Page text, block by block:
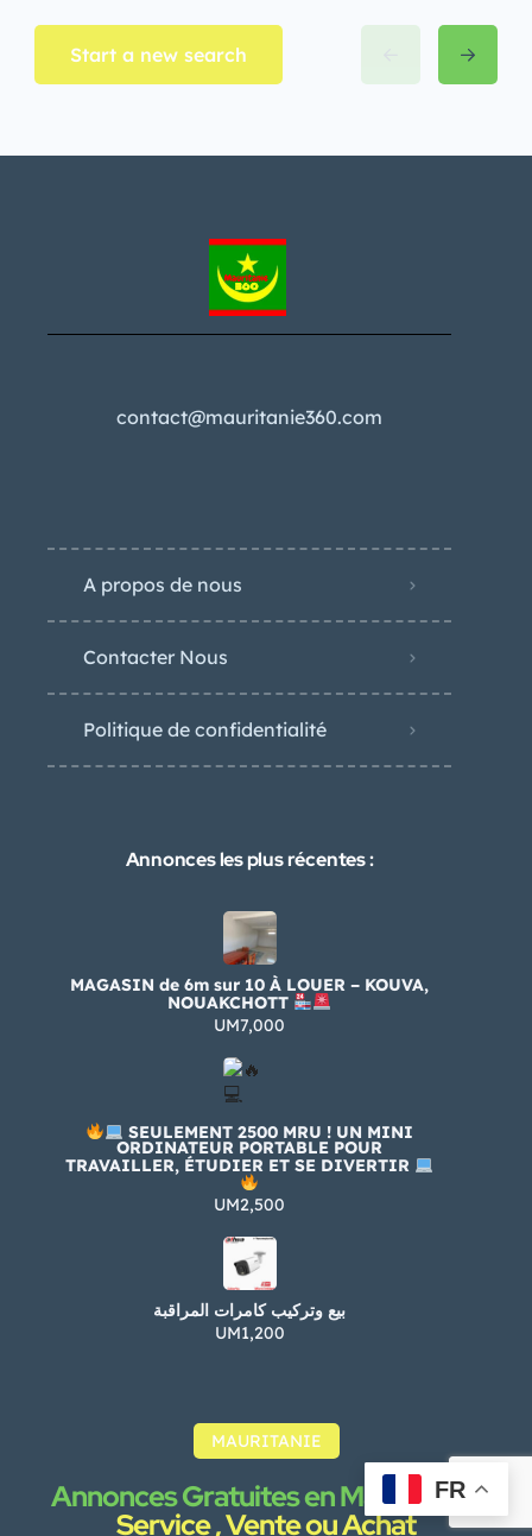
Start a new search
contact@mauritanie360.com
A propos de nous
Contacter Nous
Politique de confidentialité
Annonces les plus récentes :
MAGASIN de 6m sur 10 À LOUER – KOUVA,
NOUAKCHOTT
UM7,000
SEULEMENT 2500 MRU ! UN MINI
ORDINATEUR PORTABLE POUR
TRAVAILLER, ÉTUDIER ET SE DIVERTIR
UM2,500
بيع وتركيب كامرات المراقبة
UM1,200
MAURITANIE
Annonces Gratuites en Mauritanie :
Service , Vente ou Achat
FR